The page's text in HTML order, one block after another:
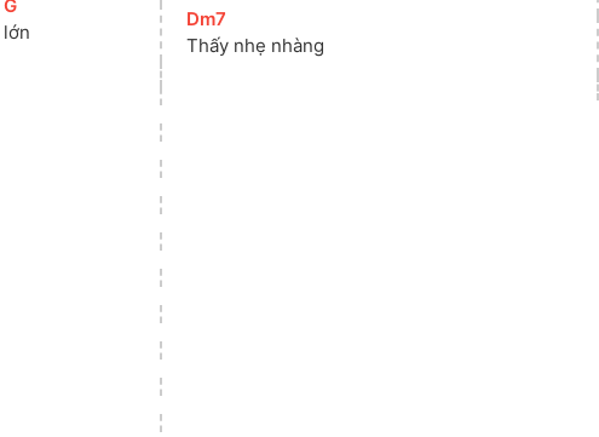
[
G
lớn
[Dm7
Thấy nhẹ nhàng